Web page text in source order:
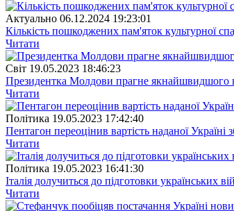
Актуально 06.12.2024 19:23:01
Кількість пошкоджених пам'яток культурної
Читати
Свiт 19.05.2023 18:46:23
Президентка Молдови прагне якнайшвидшого
Читати
Полiтика 19.05.2023 17:42:40
Пентагон переоцінив вартість наданої Україні
Читати
Полiтика 19.05.2023 16:41:30
Італія долучиться до підготовки українських
Читати